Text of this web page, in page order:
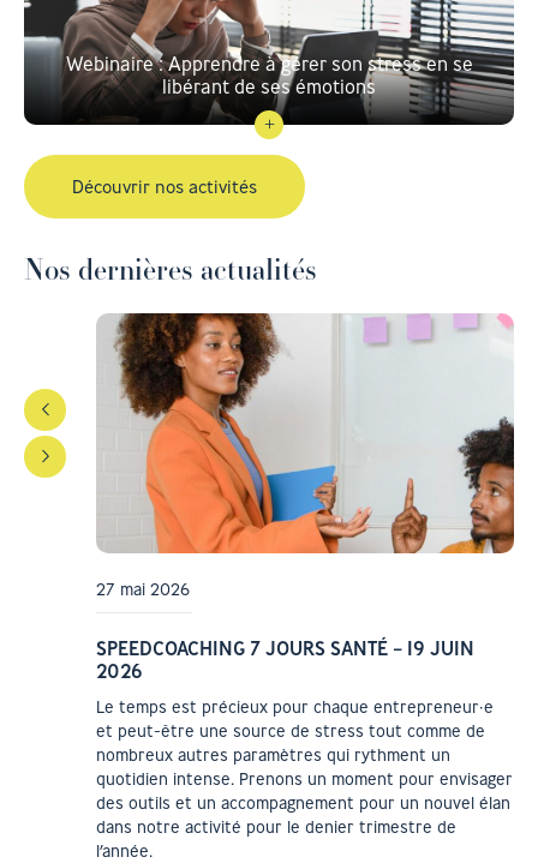
Webinaire : Apprendre à gérer son stress en se
libérant de ses émotions
Découvrir nos activités
Nos dernières actualités
27 mai 2026
SPEEDCOACHING 7 JOURS SANTÉ – 19 JUIN
2026
Le temps est précieux pour chaque entrepreneur·e
et peut-être une source de stress tout comme de
nombreux autres paramètres qui rythment un
quotidien intense. Prenons un moment pour envisager
des outils et un accompagnement pour un nouvel élan
dans notre activité pour le denier trimestre de
l’année.